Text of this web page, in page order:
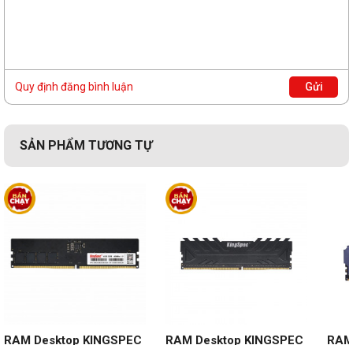
Quy định đăng bình luận Gửi
SẢN PHẨM TƯƠNG TỰ
RAM Desktop KINGSPEC
RAM Desktop KINGSPEC